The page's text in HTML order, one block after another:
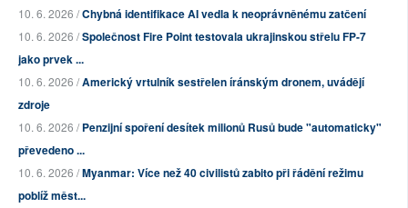
10. 6. 2026 /Chybná identifikace AI vedla k neoprávněnému zatčení
10. 6. 2026 /Společnost Fire Point testovala ukrajinskou střelu FP-7
jako prvek ...
10. 6. 2026 /Americký vrtulník sestřelen íránským dronem, uvádějí
zdroje
10. 6. 2026 /Penzijní spoření desítek milionů Rusů bude "automaticky"
převedeno ...
10. 6. 2026 /Myanmar: Více než 40 civilistů zabito při řádění režimu
poblíž měst...